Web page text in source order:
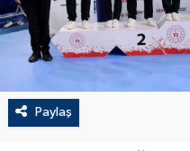
Paylaş